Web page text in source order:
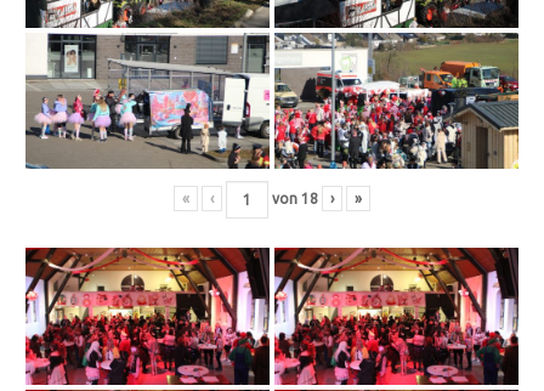
« ‹ von 18 › »